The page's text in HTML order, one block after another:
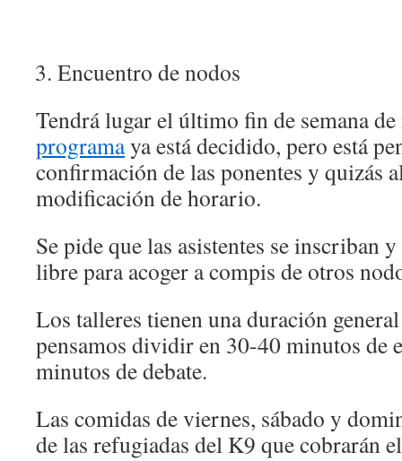
Encuentro de nodos
Tendrá lugar el último fin de semana
programaya está decidido, pero está
confirmación de las ponentes y quizás
modificación de horario.
Se pide que las asistentes se inscriban
libre para acoger a compis de otros
Los talleres tienen una duración
pensamos dividir en 30-40 minutos de
minutos de debate.
Las comidas de viernes, sábado y
de las refugiadas del K9 que cobrarán